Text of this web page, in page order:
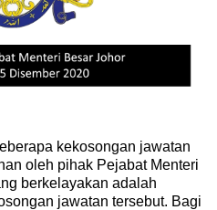
kekosongan jawatan
oleh pihak Pejabat Menteri
berkelayakan adalah
jawatan tersebut. Bagi